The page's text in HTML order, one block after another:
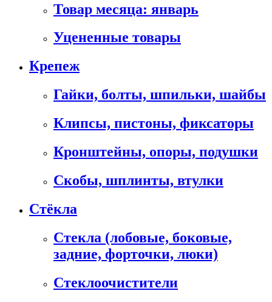
Товар месяца: январь
Уцененные товары
Крепеж
Гайки, болты, шпильки, шайбы
Клипсы, пистоны, фиксаторы
Кронштейны, опоры, подушки
Скобы, шплинты, втулки
Стёкла
Стекла (лобовые, боковые,
задние, форточки, люки)
Стеклоочистители